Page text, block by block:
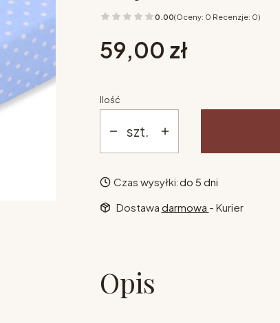
0.00(Oceny: 0 Recenzje: 0)
Cena
59,00 zł
Ilość
szt.
Czas wysyłki:do 5 dni
Dostawa darmowa - Kurier
Opis